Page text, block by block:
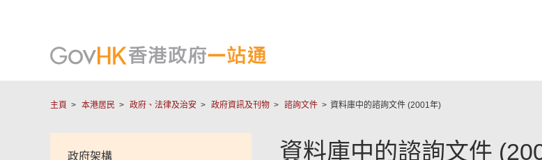
主頁 本港居民 政府、法律及治安 政府資訊及刊物 諮詢文件 資料庫中的諮詢文件 (2001年)
政府架構 資料庫中的諮詢文件